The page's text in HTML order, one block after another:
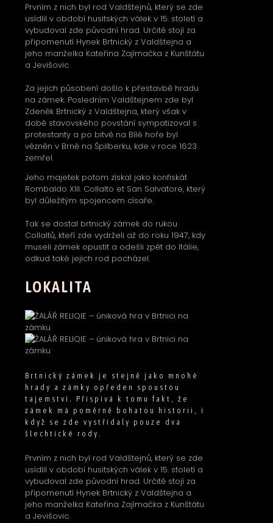
Prvním z nich byl rod Valdštejnů, který se zde
usídlil v období husitských válek v 15. století a
vybudoval zde původní hrad. Určitě stojí za
připomenutí Hynek Brtnický z Valdštejna a
jeho manželka Kateřina Zajímačka z Kunštátu
a Jevišovic.
Za jejich působení došlo k přestavbě hradu
na zámek. Posledním Valdštejnem zde byl
Zdeněk Brtnický z Valdštejna, který však v
době stavovského povstání sympatizoval s
protestanty a po bitvě na Bílé hoře byl
vězněn v Brně na Špilberku, kde v roce 1623
zemřel.
Jeho majetek potom získal jako konfiskát
Rombaldo XIII. Collalto et San Salvatore, který
byl důležitým spojencem císaře.
Tak se dostal brtnický zámek do rukou
Collaltů, kteří zde vydrželi až do roku 1947, kdy
museli zámek opustit a odešli zpět do Itálie,
odkud také jejich rod pocházel.
LOKALITA
Brtnický zámek je stejně jako mnohé
hrady a zámky opředen spoustou
tajemství. Přispívá k tomu fakt, že
zámek má poměrně bohatou historii, i
když se zde vystřídaly pouze dva
šlechtické rody.
Prvním z nich byl rod Valdštejnů, který se zde
usídlil v období husitských válek v 15. století a
vybudoval zde původní hrad. Určitě stojí za
připomenutí Hynek Brtnický z Valdštejna a
jeho manželka Kateřina Zajímačka z Kunštátu
a Jevišovic.